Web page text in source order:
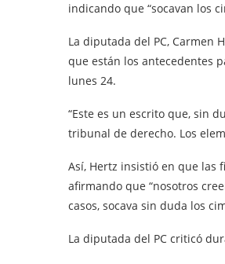
indicando que “socavan los
La diputada del PC, Carmen
que están los antecedentes
lunes 24.
“Este es un escrito que, sin
tribunal de derecho. Los
Así, Hertz insistió en que las
afirmando que “nosotros
casos, socava sin duda los
La diputada del PC criticó